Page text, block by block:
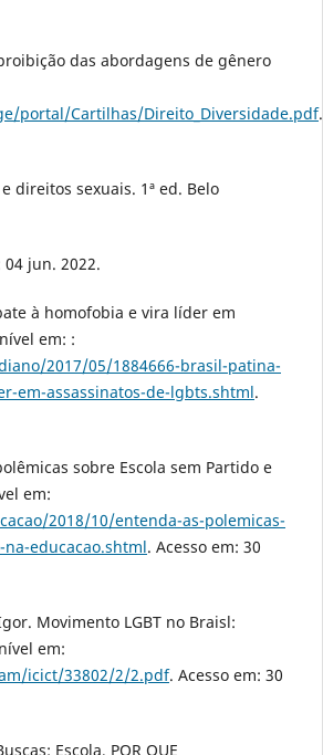
das abordagens de gênero
portal/Cartilhas/Direito_Diversidade.pdf.
direitos sexuais. 1ª ed. Belo
jun. 2022.
à homofobia e vira líder em
em: :
2017/05/1884666-brasil-patina-
em-assassinatos-de-lgbts.shtml.
sobre Escola sem Partido e
em:
2018/10/entenda-as-polemicas-
educacao.shtml. Acesso em: 30
Movimento LGBT no Braisl:
em:
icict/33802/2/2.pdf. Acesso em: 30
Escola, POR QUE